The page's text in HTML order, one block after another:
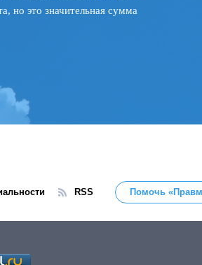
но это значительная сумма
RSS Помочь